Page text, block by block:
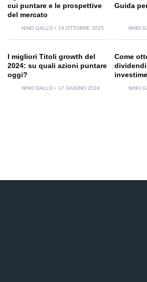
cui puntare e le prospettive
del mercato
NINO GALLO 16 OTTOBRE 2025
Guida
NINO
I migliori Titoli growth del
2024: su quali azioni puntare
oggi?
NINO GALLO 17 GIUGNO 2024
Come
NINO